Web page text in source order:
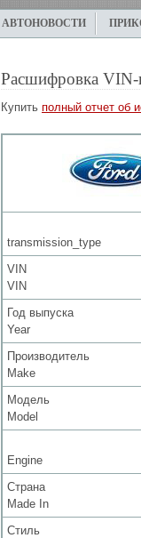
АВТОНОВОСТИ
Расшифровка VIN-
Купить полный отчет об
transmission_type
VIN
VIN
Год выпуска
Year
Производитель
Make
Модель
Model
Engine
Страна
Made In
Стиль